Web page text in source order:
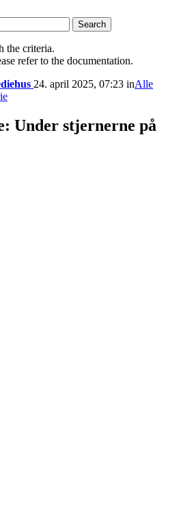
Search
the criteria.
refer to the documentation.
24. april 2025, 07:23 inAlle
Under stjernerne på